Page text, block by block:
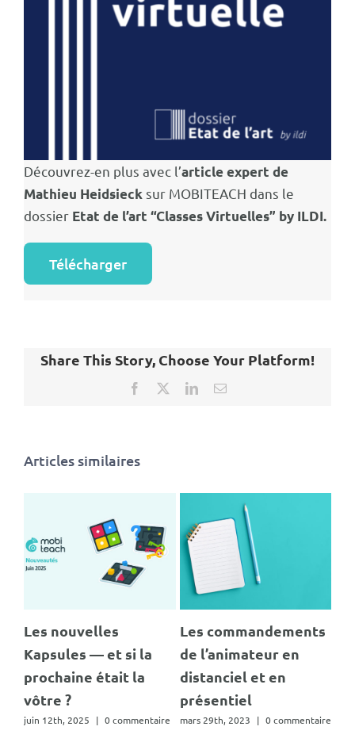
Découvrez-en plus avec l’article expert de
Mathieu Heidsieck sur MOBITEACH dans le
dossier Etat de l’art “Classes Virtuelles” by ILDI.
Télécharger
Share This Story, Choose Your Platform!
Facebook LinkedInEmail
Articles similaires
Les nouvelles
Kapsules — et si la
prochaine était la
vôtre ?
juin 12th, 2025 | 0 commentaire
Les commandements
de l’animateur en
distanciel et en
présentiel
mars 29th, 2023 | 0 commentaire